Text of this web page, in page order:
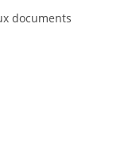
documents